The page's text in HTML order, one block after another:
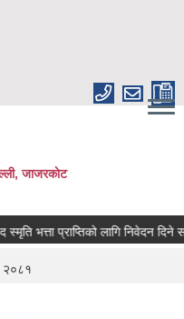
जाजरकाेट
प्राप्तिको लागि निवेदन दिने
२०८१